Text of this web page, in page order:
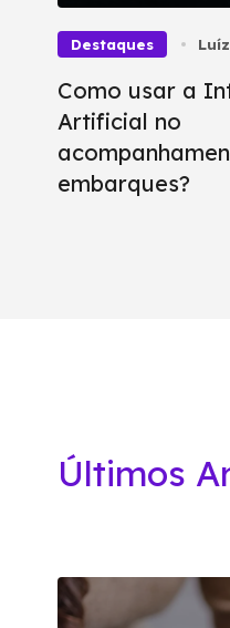
Destaques
Como usar a
Artificial no
embarques?
Últimos